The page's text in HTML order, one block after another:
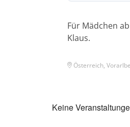
Für Mädchen
Klaus.
Österreich,
Keine